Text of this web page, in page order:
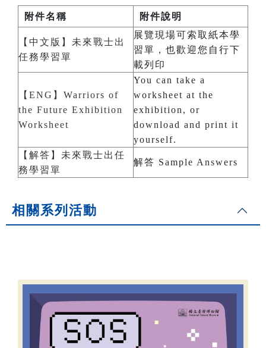
附件名稱 附件說明
【中文版】未來戰士出
任務學習單
展覽現場可索取紙本學
習單，也歡迎您自行下
載列印
【ENG】Warriors of
the Future Exhibition
Worksheet
You can take a
worksheet at the
exhibition, or
download and print it
yourself.
【解答】未來戰士出任
務學習單
解答 Sample Answers
相關系列活動